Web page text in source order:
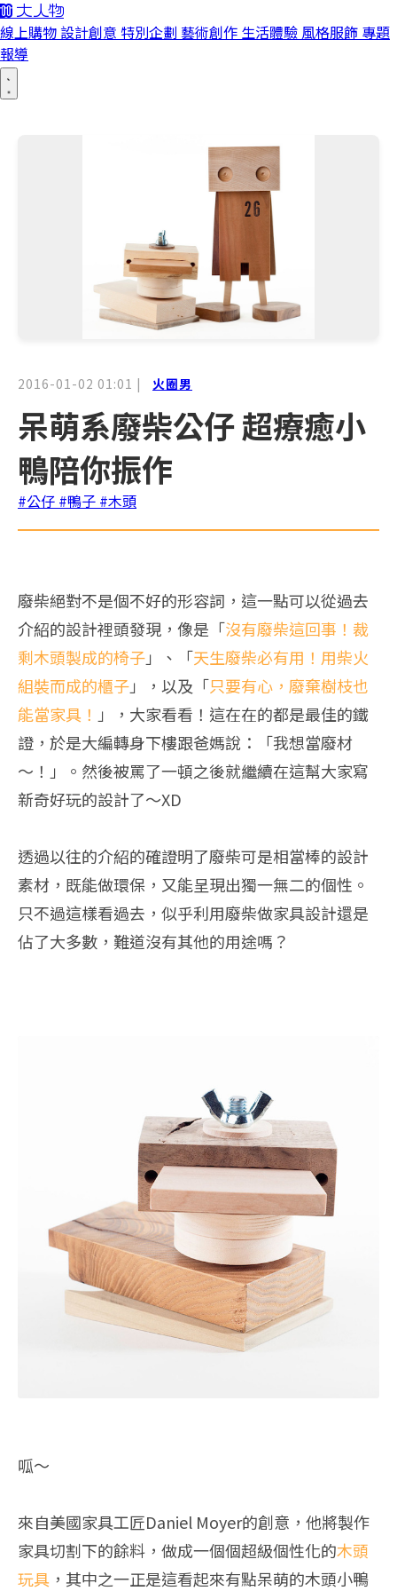
線上購物 設計創意 特別企劃 藝術創作 生活體驗 風格服飾 專題
報導
2016-01-02 01:01 | 火圈男
呆萌系廢柴公仔 超療癒小
鴨陪你振作
#公仔 #鴨子 #木頭
廢柴絕對不是個不好的形容詞，這一點可以從過去
介紹的設計裡頭發現，像是「沒有廢柴這回事！裁
剩木頭製成的椅子」、「天生廢柴必有用！用柴火
組裝而成的櫃子」，以及「只要有心，廢棄樹枝也
能當家具！ 」，大家看看！這在在的都是最佳的鐵
證，於是大編轉身下樓跟爸媽說：「我想當廢材
～！」。然後被罵了一頓之後就繼續在這幫大家寫
新奇好玩的設計了～XD
透過以往的介紹的確證明了廢柴可是相當棒的設計
素材，既能做環保，又能呈現出獨一無二的個性。
只不過這樣看過去，似乎利用廢柴做家具設計還是
佔了大多數，難道沒有其他的用途嗎？
呱～
來自美國家具工匠Daniel Moyer的創意，他將製作
家具切割下的餘料，做成一個個超級個性化的木頭
玩具 ，其中之一正是這看起來有點呆萌的木頭小鴨